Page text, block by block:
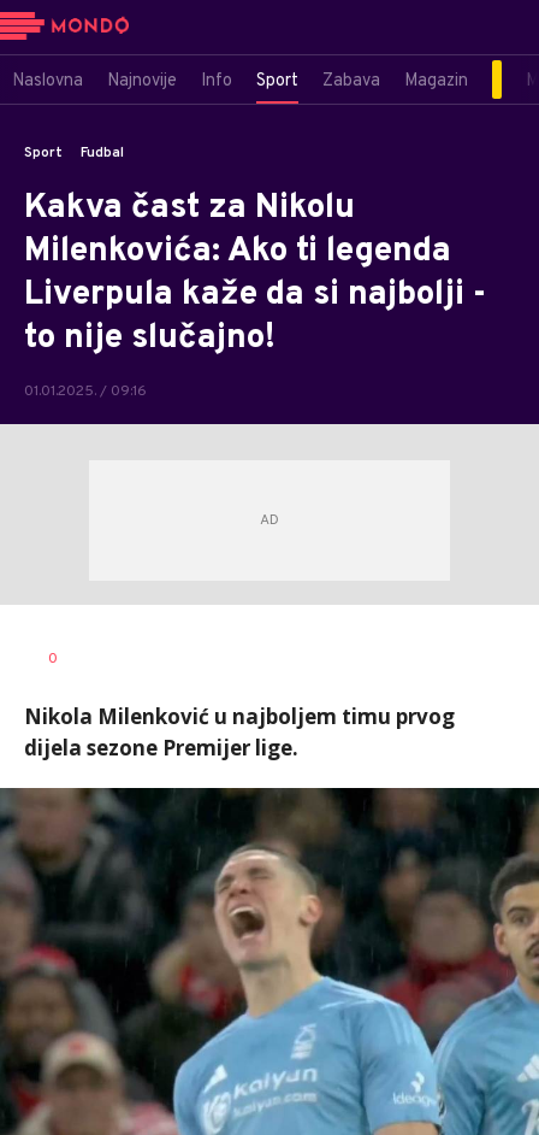
Naslovna Najnovije Info Sport Zabava Magazin
Sport Fudbal
Kakva čast za Nikolu
Milenkovića: Ako ti legenda
Liverpula kaže da si najbolji -
to nije slučajno!
01.01.2025. / 09:16
AUTOR
0
Nikola Milenković u najboljem timu prvog
dijela sezone Premijer lige.